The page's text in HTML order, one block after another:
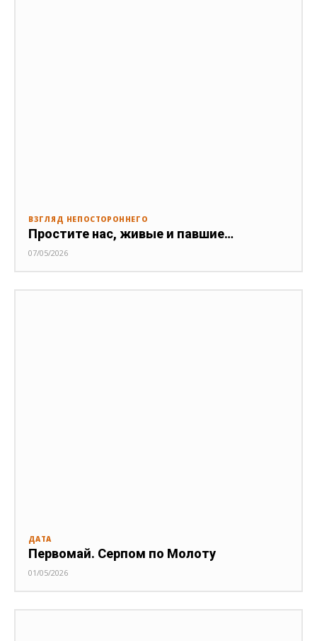
ВЗГЛЯД НЕПОСТОРОННЕГО
Простите нас, живые и павшие…
07/05/2026
ДАТА
Первомай. Серпом по Молоту
01/05/2026